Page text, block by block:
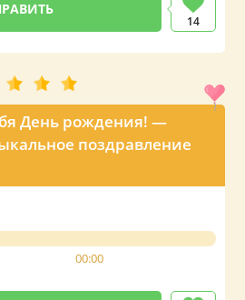
14
День рождения! —
поздравление
00:00